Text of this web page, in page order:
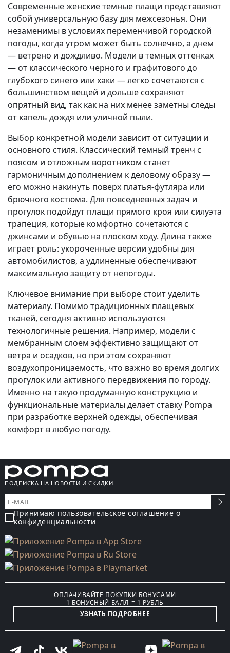
Современные женские темные плащи представляют
собой универсальную базу для межсезонья. Они
незаменимы в условиях переменчивой городской
погоды, когда утром может быть солнечно, а днем
— ветрено и дождливо. Модели в темных оттенках
— от классического черного и графитового до
глубокого синего или хаки — легко сочетаются с
большинством вещей и дольше сохраняют
опрятный вид, так как на них менее заметны следы
от капель дождя или уличной пыли.
Выбор конкретной модели зависит от ситуации и
основного стиля. Классический темный тренч с
поясом и отложным воротником станет
гармоничным дополнением к деловому образу —
его можно накинуть поверх платья-футляра или
брючного костюма. Для повседневных задач и
прогулок подойдут плащи прямого кроя или силуэта
трапеция, которые комфортно сочетаются с
джинсами и обувью на плоском ходу. Длина также
играет роль: укороченные версии удобны для
автомобилистов, а удлиненные обеспечивают
максимальную защиту от непогоды.
Ключевое внимание при выборе стоит уделить
материалу. Помимо традиционных плащевых
тканей, сегодня активно используются
технологичные решения. Например, модели с
мембранным слоем эффективно защищают от
ветра и осадков, но при этом сохраняют
воздухопроницаемость, что важно во время долгих
прогулок или активного передвижения по городу.
Именно на такую продуманную конструкцию и
функциональные материалы делает ставку Pompa
при разработке верхней одежды, обеспечивая
комфорт в любую погоду.
ПОДПИСКА НА НОВОСТИ И СКИДКИ
Принимаю пользовательское соглашение о
конфиденциальности
ОПЛАЧИВАЙТЕ ПОКУПКИ БОНУСАМИ
1 БОНУСНЫЙ БАЛЛ = 1 РУБЛЬ
УЗНАТЬ ПОДРОБНЕЕ